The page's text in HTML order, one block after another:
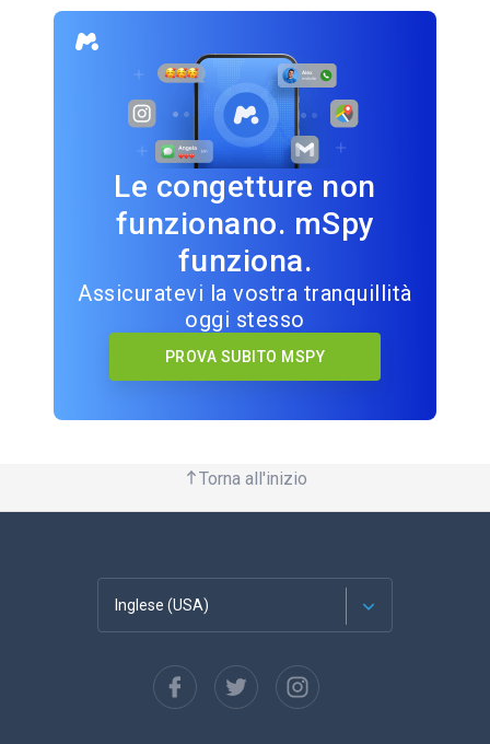
Le congetture non
funzionano. mSpy
funziona.
Assicuratevi la vostra tranquillità
oggi stesso
PROVA SUBITO MSPY
Torna all'inizio
Inglese (USA)
Español